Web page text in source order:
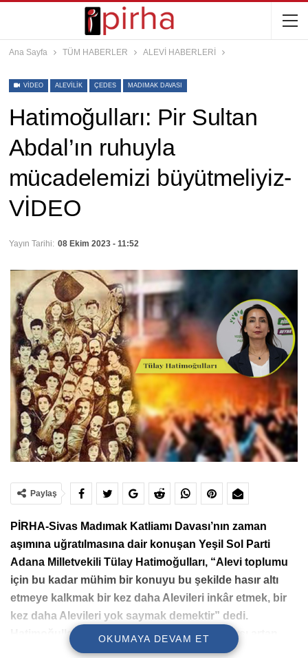
Ana Sayfa TÜM HABERLER ALEVİ HABERLERİ
VIDEO ALEVILIK ÇEDES MADIMAK DAVASI
Hatimoğulları: Pir Sultan
Abdal’ın ruhuyla
mücadelemizi büyütmeliyiz-
VİDEO
Yayın Tarihi: 08 Ekim 2023 - 11:52
Paylaş
PİRHA-Sivas Madımak Katliamı Davası’nın zaman
aşımına uğratılmasına dair konuşan Yeşil Sol Parti
Adana Milletvekili Tülay Hatimoğulları, “Alevi toplumu
için bu kadar mühim bir konuyu bu şekilde hasır altı
etmeye kalkmak bir kez daha Alevileri inkâr etmek, bir
kez daha Alevileri yok saymak demektir” dedi.
Hatimoğulları, Alevi kurum yöneticilerine karşı artan
şiddeti de eleştirerek örgütlenme haklarına yapılan bir
OKUMAYA DEVAM ET